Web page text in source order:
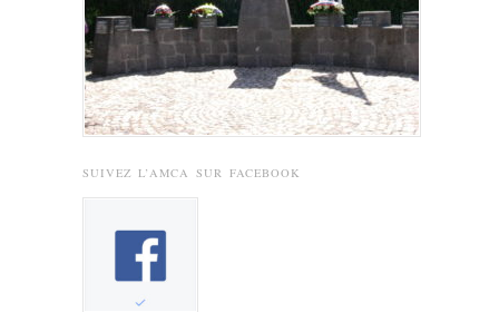
SUIVEZ L’AMCA SUR FACEBOOK